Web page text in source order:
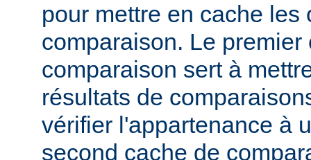
pour mettre en cache les
comparaison. Le premier
comparaison sert à
résultats de
vérifier l'appartenance à
second cache de